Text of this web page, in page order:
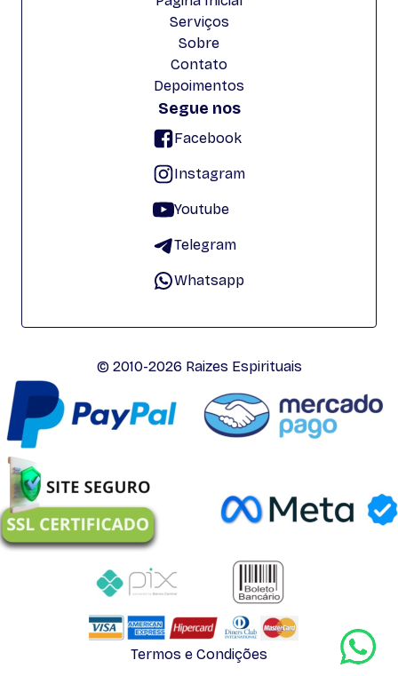
Serviços
Sobre
Contato
Depoimentos
Segue nos
Facebook
Instagram
Youtube
Telegram
Whatsapp
© 2010-2026 Raizes Espirituais
Termos e Condições